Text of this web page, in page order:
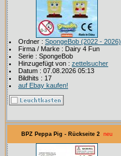
Ordner : SpongeBob (2022 - 2026)
Firma / Marke : Dairy 4 Fun
Serie : SpongeBob
Hinzugefügt von : zettelsucher
Datum : 07.08.2026 05:13
Bildhits : 17
auf Ebay kaufen!
BPZ Peppa Pig - Rückseite 2 neu